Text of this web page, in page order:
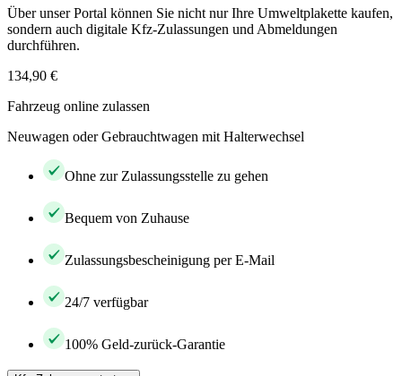
Über unser Portal können Sie nicht nur Ihre Umweltplakette kaufen,
sondern auch digitale Kfz-Zulassungen und Abmeldungen
durchführen.
134,90 €
Fahrzeug online zulassen
Neuwagen oder Gebrauchtwagen mit Halterwechsel
Ohne zur Zulassungsstelle zu gehen
Bequem von Zuhause
Zulassungsbescheinigung per E-Mail
24/7 verfügbar
100% Geld-zurück-Garantie